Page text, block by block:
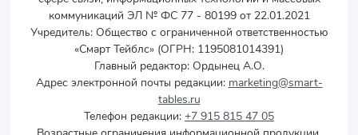
коммуникаций ЭЛ № ФС 77 - 80199 от 22.01.2021
Учредитель: Общество с ограниченной ответственностью
«Смарт Тейблс» (ОГРН: 1195081014391)
Главный редактор: Ордынец А.О.
Адрес электронной почты редакции: marketing@smart-
tables.ru
Телефон редакции: +7 915 815 47 05